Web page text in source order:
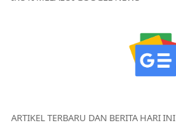
ARTIKEL TERBARU DAN BERITA HARI INI